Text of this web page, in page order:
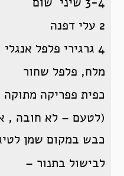
2 עלי דפנה
4 גרגירי פלפל אנגלי
מלח, פלפל שחור
כפית פפריקה מתוקה
(לטעם – לא חובה ,
כבש במקום שמן
לבישול בתנור –